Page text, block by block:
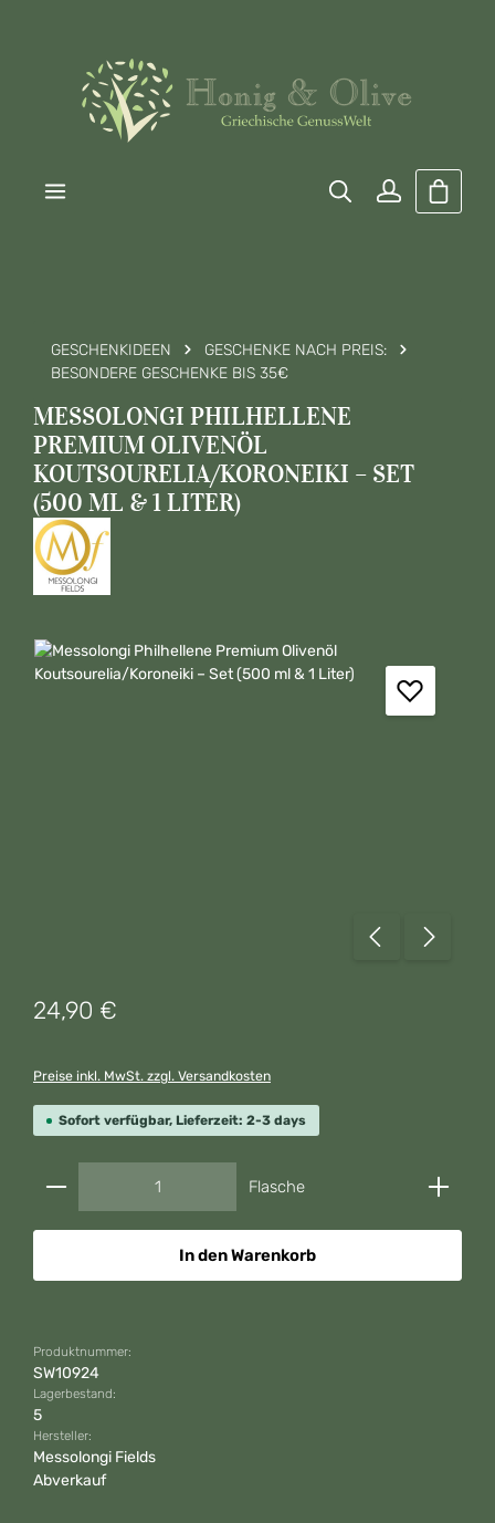
GESCHENKIDEEN
GESCHENKE NACH PREIS:
BESONDERE GESCHENKE BIS 35€
MESSOLONGI PHILHELLENE
PREMIUM OLIVENÖL
KOUTSOURELIA/KORONEIKI – SET
(500 ML & 1 LITER)
Bildergalerie überspringen
Regulärer Preis:
24,90 €
Preise inkl. MwSt. zzgl. Versandkosten
Sofort verfügbar, Lieferzeit: 2-3 days
Produkt Anzahl: Gib den gewünschten Wert
Flasche
In den Warenkorb
Produktnummer:
SW10924
Lagerbestand:
5
Hersteller:
Messolongi Fields
Abverkauf